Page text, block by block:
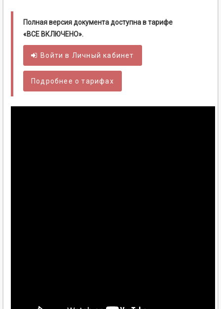
Полная версия документа доступна в тарифе
«ВСЕ ВКЛЮЧЕНО».
Войти в Личный кабинет
Подробнее о тарифах